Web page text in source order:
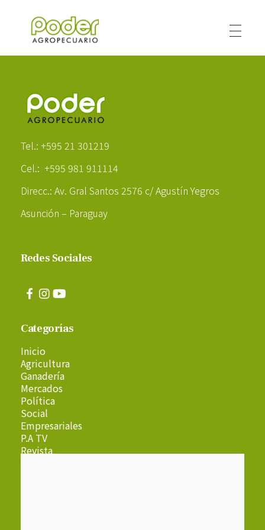
Tel.: +595 21 301219
Cel.: +595 981 911114
Direcc.: Av. Gral Santos 2576 c/ Agustín Yegros
Asunción – Paraguay
Redes Sociales
Categorías
Inicio
Agricultura
Ganadería
Mercados
Política
Social
Empresariales
P.A TV
Revista